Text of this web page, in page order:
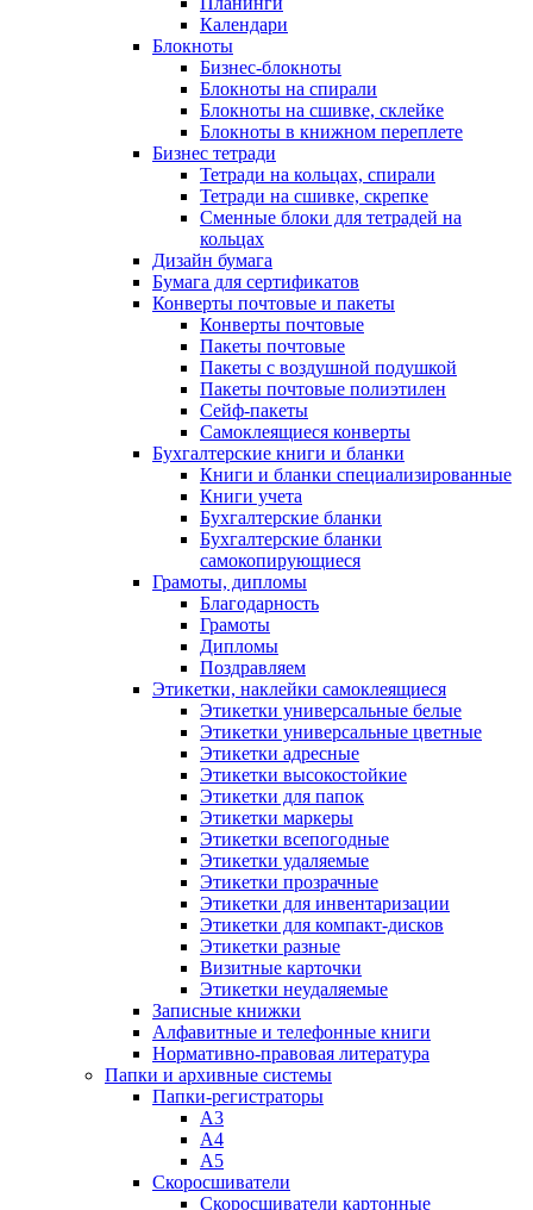
Календари
Блокноты
Бизнес-блокноты
Блокноты на спирали
Блокноты на сшивке, склейке
Блокноты в книжном переплете
Бизнес тетради
Тетради на кольцах, спирали
Тетради на сшивке, скрепке
Сменные блоки для тетрадей на
кольцах
Дизайн бумага
Бумага для сертификатов
Конверты почтовые и пакеты
Конверты почтовые
Пакеты почтовые
Пакеты с воздушной подушкой
Пакеты почтовые полиэтилен
Сейф-пакеты
Самоклеящиеся конверты
Бухгалтерские книги и бланки
Книги и бланки специализированные
Книги учета
Бухгалтерские бланки
Бухгалтерские бланки
самокопирующиеся
Грамоты, дипломы
Благодарность
Грамоты
Дипломы
Поздравляем
Этикетки, наклейки самоклеящиеся
Этикетки универсальные белые
Этикетки универсальные цветные
Этикетки адресные
Этикетки высокостойкие
Этикетки для папок
Этикетки маркеры
Этикетки всепогодные
Этикетки удаляемые
Этикетки прозрачные
Этикетки для инвентаризации
Этикетки для компакт-дисков
Этикетки разные
Визитные карточки
Этикетки неудаляемые
Записные книжки
Алфавитные и телефонные книги
Нормативно-правовая литература
Папки и архивные системы
Папки-регистраторы
А3
А4
А5
Скоросшиватели
Скоросшиватели картонные